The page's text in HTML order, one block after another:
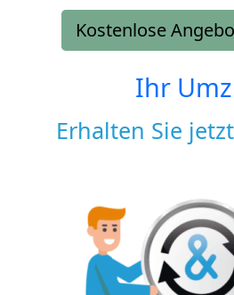
Kostenlose
Ihr
Erhalten Sie